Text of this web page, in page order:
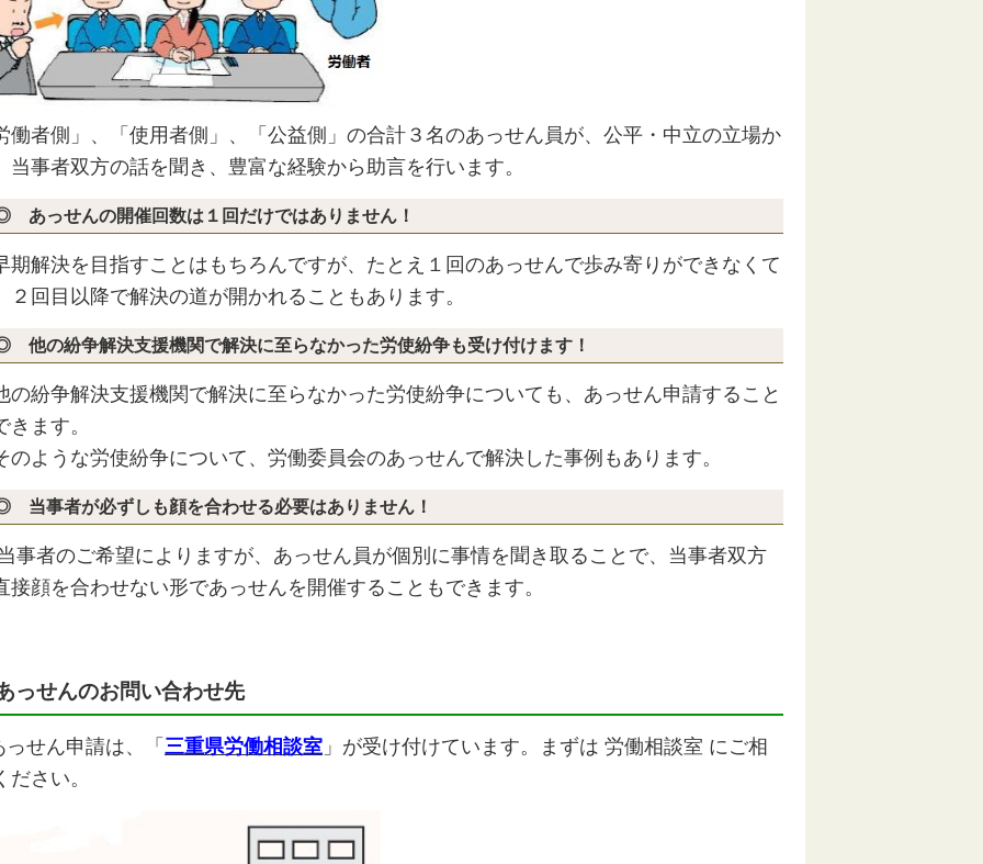
働者側」、「使用者側」、「公益側」の合計３名のあっせん員が、公平・中立の立場か
当事者双方の話を聞き、豊富な経験から助言を行います。
あっせんの開催回数は１回だけではありません！
解決を目指すことはもちろんですが、たとえ１回のあっせんで歩み寄りができなくて
２回目以降で解決の道が開かれることもあります。
他の紛争解決支援機関で解決に至らなかった労使紛争も受け付けます！
紛争解決支援機関で解決に至らなかった労使紛争についても、あっせん申請すること
きます。
ような労使紛争について、労働委員会のあっせんで解決した事例もあります。
当事者が必ずしも顔を合わせる必要はありません！
者のご希望によりますが、あっせん員が個別に事情を聞き取ることで、当事者双方
接顔を合わせない形であっせんを開催することもできます。
っせんのお問い合わせ先
っせん申請は、「 三重県労働相談室 」が受け付けています。まずは 労働相談室 にご相
ださい。